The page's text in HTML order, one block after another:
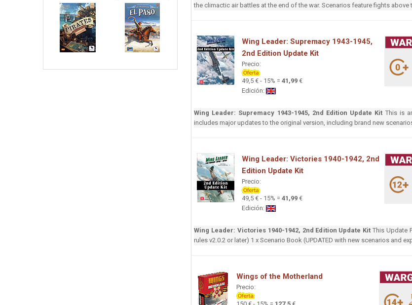
the climactic air battles at the end of the war. Scenarios feature fights above
Wing Leader: Supremacy 1943-1945,
2nd Edition Update Kit
Precio:
49,5 € - 15% = 41,99 €
Edición:
Wing Leader: Supremacy 1943-1945, 2nd Edition Update Kit This is
includes major updates to the original version, including brand new
Wing Leader: Victories 1940-1942, 2nd
Edition Update Kit
Precio:
49,5 € - 15% = 41,99 €
Edición:
Wing Leader: Victories 1940-1942, 2nd Edition Update Kit This Update
rules v2.0.2 or later) 1 x Scenario Book (UPDATED with new scenarios and
Wings of the Motherland
Precio: